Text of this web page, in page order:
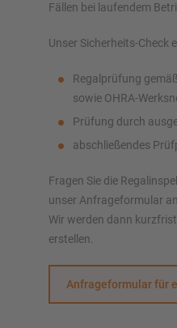
Fällen bei laufendem
Unser Sicherheits-Check
Regalprüfung
sowie OHRA-
Prüfung durch
abschließendes
Fragen Sie die
unser Anfrageformular
Wir werden dann
erstellen.
Anfrageformular für